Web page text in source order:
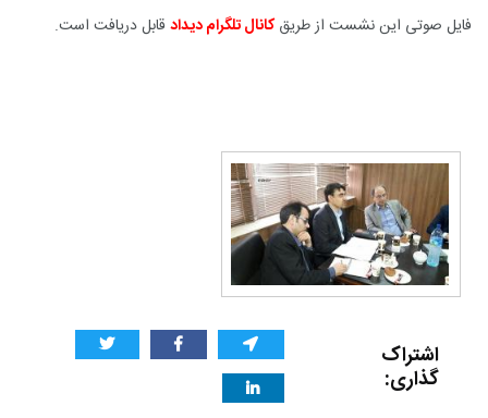
فایل صوتی این نشست از طریقکانال تلگرام دیداد قابل دریافت است.
اشتراک
گذاری: